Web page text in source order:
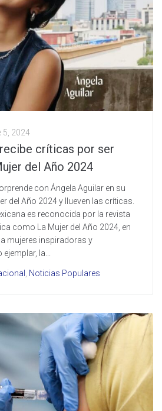
5, 2024
críticas por ser
del Año 2024
con Ángela Aguilar en su
del Año 2024 y llueven las críticas.
es reconocida por la revista
como La Mujer del Año 2024, en
mujeres inspiradoras y
la...
Noticias Populares